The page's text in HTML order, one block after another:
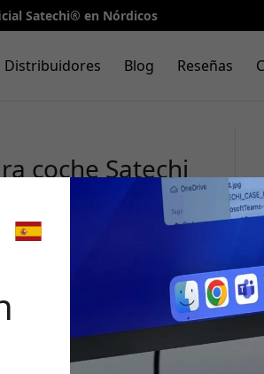
Satechi® en Nórdicos
Distribuidores Blog Reseñas
coche Satechi
y
espacial
🎉 Tu